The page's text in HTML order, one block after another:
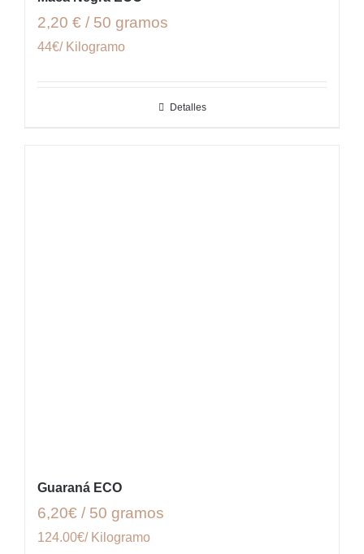
2,20 € / 50 gramos
44€/ Kilogramo
Detalles
Guaraná ECO
6,20€ / 50 gramos
124.00€/ Kilogramo